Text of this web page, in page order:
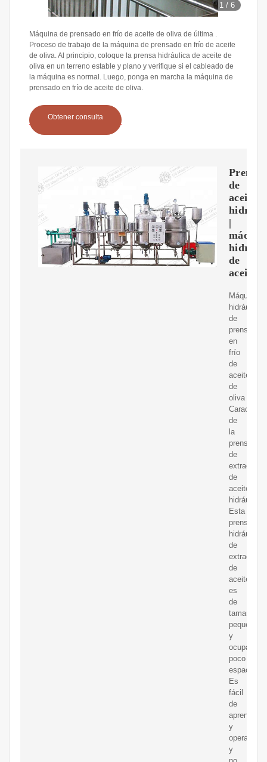
1 /6
Máquina de prensado en frío de aceite de oliva de última .
Proceso de trabajo de la máquina de prensado en frío de aceite
de oliva. Al principio, coloque la prensa hidráulica de aceite de
oliva en un terreno estable y plano y verifique si el cableado de
la máquina es normal. Luego, ponga en marcha la máquina de
prensado en frío de aceite de oliva.
Obtener consulta
Prensa
de
aceite
|
de
aceite
Máquina
hidráulica
de
prensado
en
frío
de
aceite
de
oliva
de
la
prensa
de
extracción
de
aceite
hidráulico.
Esta
prensa
hidráulica
de
extracción
de
aceite
es
de
tamaño
pequeño
y
ocupa
poco
espacio.
Es
fácil
de
aprender
y
operar
y